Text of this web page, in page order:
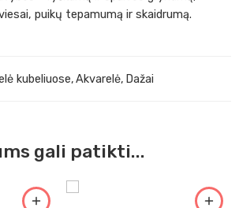
puikų tepamumą ir skaidrumą.
kubeliuose,Akvarelė, Dažai
gali patikti...